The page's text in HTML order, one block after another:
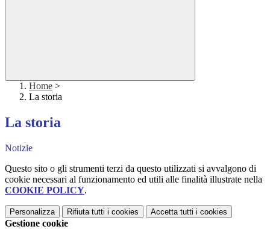
Home >
La storia
La storia
Notizie
Questo sito o gli strumenti terzi da questo utilizzati si avvalgono di
cookie necessari al funzionamento ed utili alle finalità illustrate nella
COOKIE POLICY.
Personalizza Rifiuta tutti i cookies Accetta tutti i cookies
Gestione cookie